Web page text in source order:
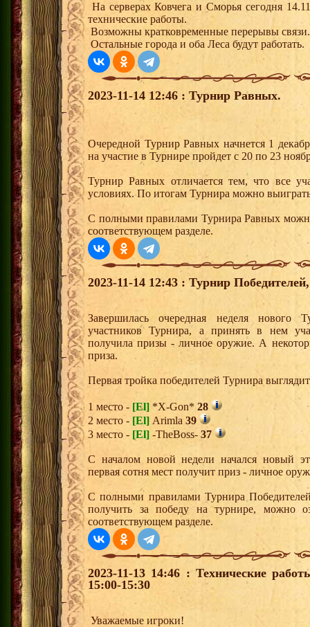
На серверах Ковчега и Сморья сегодня
технические работы.
Возможны кратковременные перерывы связи.
Остальные города и оба Леса будут работать.
2023-11-14 12:46 : Турнир Равных.
Очередной Турнир Равных начнется 1
на участие в Турнире пройдет с 20 по 23
Турнир Равных отличается тем, что все
условиях. По итогам Турнира можно
С полными правилами Турнира Равных
соответствующем разделе.
2023-11-14 12:43 : Турнир
Завершилась очередная неделя нового
участников Турнира, а принять в нем
получила призы - личное оружие. А
приза.
Первая тройка победителей Турнира
1 место - [El] *X-Gon* 28
2 место - [El] Arimla 39
3 место - [El] -TheBoss- 37
С началом новой недели начался новый
первая сотня мест получит приз - личное
С полными правилами Турнира
получить за победу на турнире, можно
соответствующем разделе.
2023-11-13 14:46 : Технические
15:00-15:30
Уважаемые игроки!